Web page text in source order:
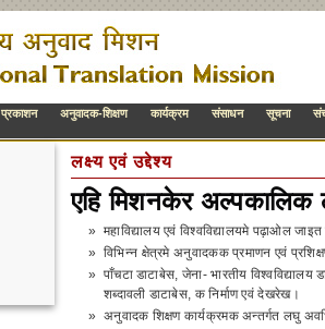
प्रकाशन अनुवादक-शिक्षण कार्यक्रम संसाधन सूचना
लक्ष्य एवं उद्देश्य
एहि मिशनकेर अल्पकालिक
» महाविद्यालय एवं विश्वविद्यालयमे पढ़ाओल
» विभिन्न क्षेत्रमे अनुवादकक प्रमाणन एवं
» पाँचटा डाटाबेस, जेना- भारतीय
शब्दावली डाटाबेस, क निर्माण एवं देखरेख।
» अनुवादक शिक्षण कार्यक्रमक अन्तर्गत लघु